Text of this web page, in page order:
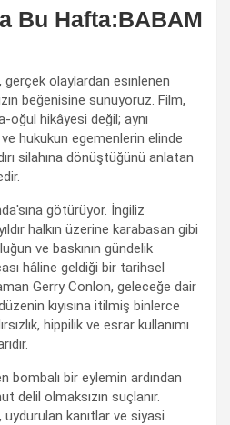
Bu Hafta:BABAM
olaylardan esinlenen
beğenisine sunuyoruz. Film,
oğul hikâyesi değil; aynı
ve hukukun egemenlerin elinde
silahına dönüştüğünü anlatan
götürüyor. İngiliz
halkın üzerine karabasan gibi
ve baskının gündelik
hâline geldiği bir tarihsel
Gerry Conlon, geleceğe dair
kıyısına itilmiş binlerce
hippilik ve esrar kullanımı
bombalı bir eylemin ardından
delil olmaksızın suçlanır.
kanıtlar ve siyasi